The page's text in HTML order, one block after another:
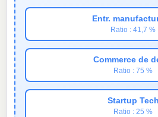
Entr.
Ratio : 41,7 %
Commerce de
Ratio : 75 %
Startup Tech
Ratio : 25 %